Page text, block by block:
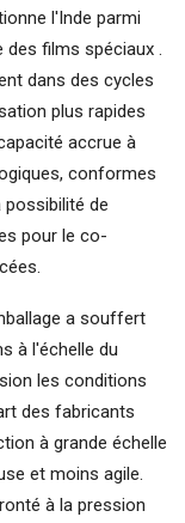
l'Inde parmi
des films spéciaux .
dans des cycles
plus rapides
accrue à
conformes
de
pour le co-
a souffert
à l'échelle du
les conditions
des fabricants
à grande échelle
et moins agile.
à la pression